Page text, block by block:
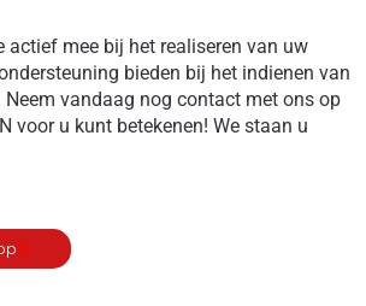
actief mee bij het realiseren van uw
bieden bij het indienen van
vandaag nog contact met ons op
voor u kunt betekenen! We staan u